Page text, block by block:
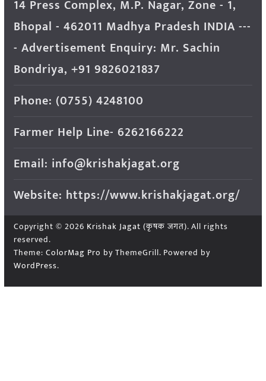
14 Press Complex, M.P. Nagar, Zone - 1,
Bhopal - 462011 Madhya Pradesh INDIA ---
- Advertisement Enquiry: Mr. Sachin
Bondriya, +91 9826021837
Phone: (0755) 4248100
Farmer Help Line- 6262166222
Email: info@krishakjagat.org
Website: https://www.krishakjagat.org/
Copyright © 2026 Krishak Jagat (कृषक जगत). All rights
reserved.
Theme: ColorMag Pro by ThemeGrill. Powered by
WordPress.